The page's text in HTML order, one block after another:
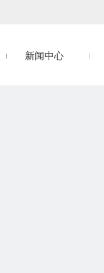
新闻中心